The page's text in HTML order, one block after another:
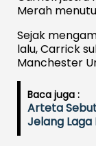
Merah
Sejak
lalu, Carrick
Manchester
Baca juga :
Arteta
Jelang